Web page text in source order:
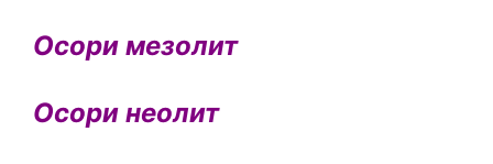
Осори мезолит
Осори неолит